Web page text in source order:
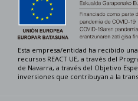
Esta empresa/entidad ha recibido
recursos REACT UE, a través del
de Navarra, a través del Objetivo
inversiones que contribuyan a la